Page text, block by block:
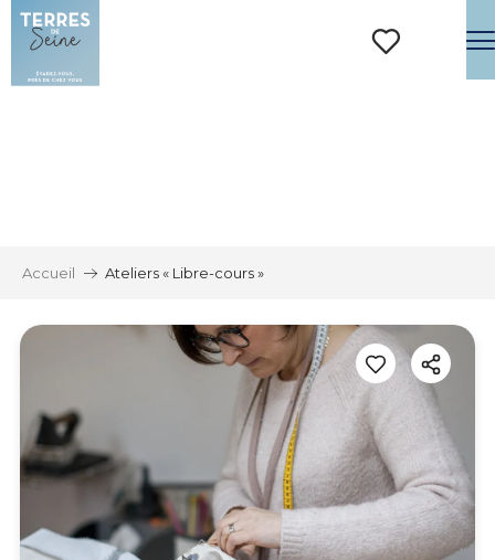
Aller
contenu
principal
Voir les favoris
Accueil Ateliers « Libre-cours »